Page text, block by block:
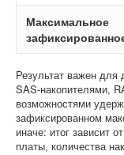
Максимальное
Результат важен
SAS-накопителями,
возможностями
зафиксированном
иначе: итог зависит
платы, количества